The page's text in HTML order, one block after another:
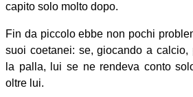
capito solo molto dopo.
Fin da piccolo ebbe non pochi
suoi coetanei: se, giocando a calcio,
la palla, lui se ne rendeva conto
oltre lui.